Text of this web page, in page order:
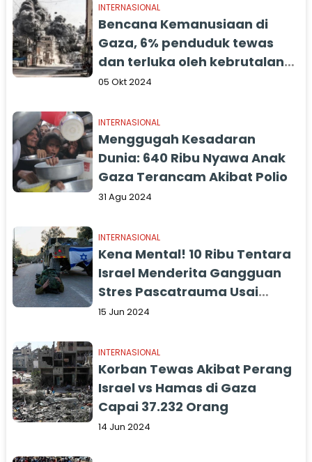
INTERNASIONAL
Bencana Kemanusiaan di
Gaza, 6% penduduk tewas
dan terluka oleh kebrutalan
Israel
05 Okt 2024
INTERNASIONAL
Menggugah Kesadaran
Dunia: 640 Ribu Nyawa Anak
Gaza Terancam Akibat Polio
31 Agu 2024
INTERNASIONAL
Kena Mental! 10 Ribu Tentara
Israel Menderita Gangguan
Stres Pascatrauma Usai
Kembali dari Jalur Gaza
15 Jun 2024
INTERNASIONAL
Korban Tewas Akibat Perang
Israel vs Hamas di Gaza
Capai 37.232 Orang
14 Jun 2024